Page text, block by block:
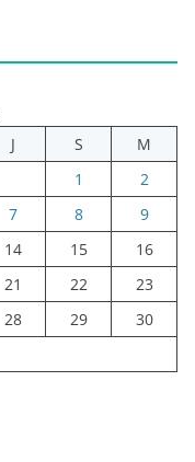
J S
M
1
2
7 8
9
14 15
16
21 22
23
28 29
30